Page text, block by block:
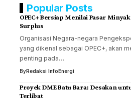
Popular Posts
OPEC+ Bersiap Menilai Pasar
Surplus
Organisasi Negara-negara
yang dikenal sebagai OPEC+, akan
penting pada…
ByRedaksi InfoEnergi
Proyek DME Batu Bara: Desakan
Terlibat